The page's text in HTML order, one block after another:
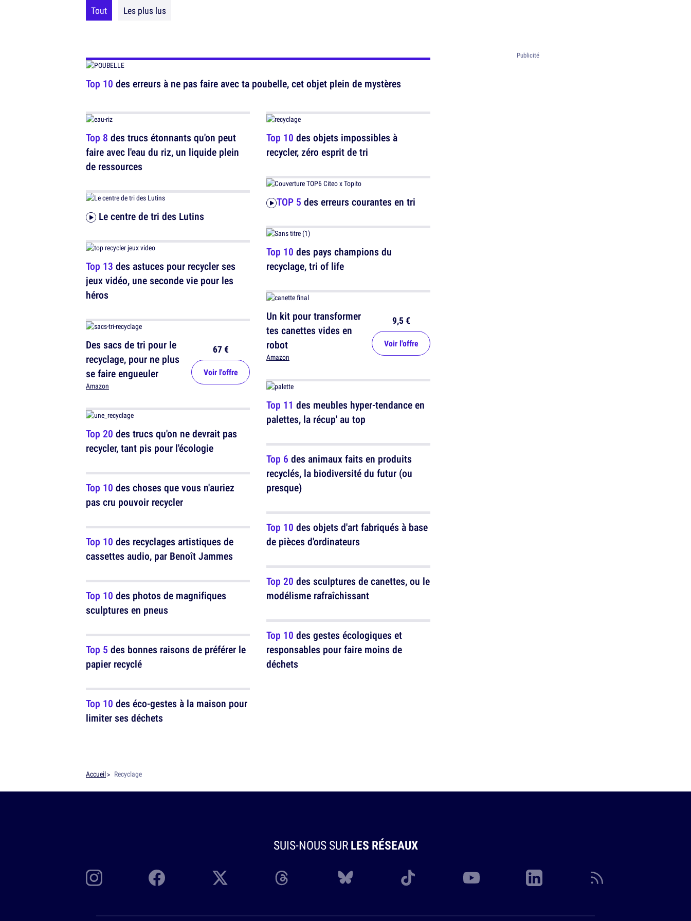
Tout Les plus lus
Top 10 des erreurs à ne pas faire avec ta poubelle, cet objet plein de mystères
Top 8 des trucs étonnants qu'on peut
faire avec l'eau du riz, un liquide plein
de ressources
Le centre de tri des Lutins
Top 13 des astuces pour recycler ses
jeux vidéo, une seconde vie pour les
héros
Des sacs de tri pour le
recyclage, pour ne plus
se faire engueuler
Amazon
67 €
Voir l'offre
Top 20 des trucs qu'on ne devrait pas
recycler, tant pis pour l'écologie
Top 10 des choses que vous n'auriez
pas cru pouvoir recycler
Top 10 des recyclages artistiques de
cassettes audio, par Benoît Jammes
Top 10 des photos de magnifiques
sculptures en pneus
Top 5 des bonnes raisons de préférer le
papier recyclé
Top 10 des éco-gestes à la maison pour
limiter ses déchets
Top 10 des objets impossibles à
recycler, zéro esprit de tri
TOP 5 des erreurs courantes en tri
Top 10 des pays champions du
recyclage, tri of life
Un kit pour transformer
tes canettes vides en
robot
Amazon
9,5 €
Voir l'offre
Top 11 des meubles hyper-tendance en
palettes, la récup' au top
Top 6 des animaux faits en produits
recyclés, la biodiversité du futur (ou
presque)
Top 10 des objets d'art fabriqués à base
de pièces d'ordinateurs
Top 20 des sculptures de canettes, ou le
modélisme rafraîchissant
Top 10 des gestes écologiques et
responsables pour faire moins de
déchets
Accueil Recyclage
SUIS-NOUS SURLES RÉSEAUX